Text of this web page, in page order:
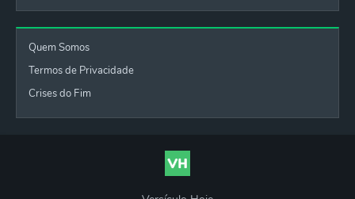
Quem Somos
Termos de Privacidade
Crises do Fim